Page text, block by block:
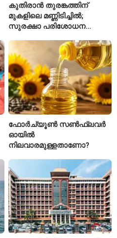
കുതിരാൻ തുരങ്കത്തിന്
മുകളിലെ മണ്ണിടിച്ചിൽ;
സുരക്ഷാ പരിശോധന
ഫോർച്യൂൺ സൺഫ്ലവർ
ഓയിൽ
നിലവാരമുള്ളതാണോ?